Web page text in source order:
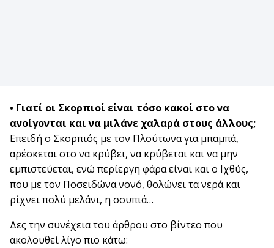
• Γιατί οι Σκορπιοί είναι τόσο κακοί στο να
ανοίγονται και να μιλάνε χαλαρά στους άλλους;
Επειδή ο Σκορπιός με τον Πλούτωνα για μπαμπά,
αρέσκεται στο να κρύβει, να κρύβεται και να μην
εμπιστεύεται, ενώ περίεργη φάρα είναι και ο Ιχθύς,
που με τον Ποσειδώνα νονό, θολώνει τα νερά και
ρίχνει πολύ μελάνι, η σουπιά…
Δες την συνέχεια του άρθρου στο βίντεο που
ακολουθεί λίγο πιο κάτω: